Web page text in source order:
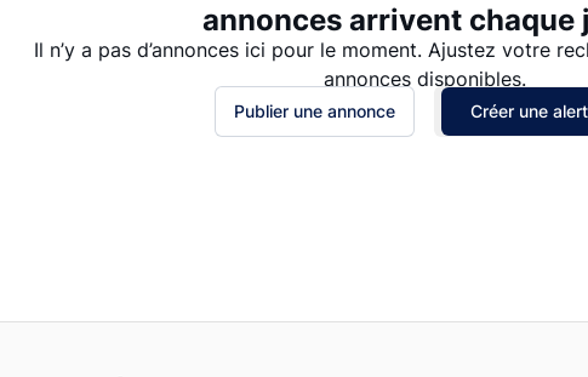
annonces arrivent chaque
Il n’y a pas d’annonces ici pour le moment. Ajustez votre
annonces disponibles.
Publier une annonce Créer une